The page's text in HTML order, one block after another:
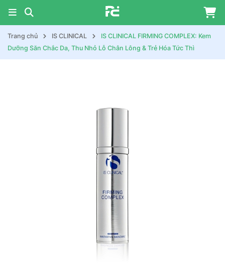
Trang chủ IS CLINICAL
IS CLINICAL FIRMING COMPLEX: Kem
Dưỡng Săn Chắc Da, Thu Nhỏ Lỗ Chân Lông & Trẻ Hóa Tức Thì